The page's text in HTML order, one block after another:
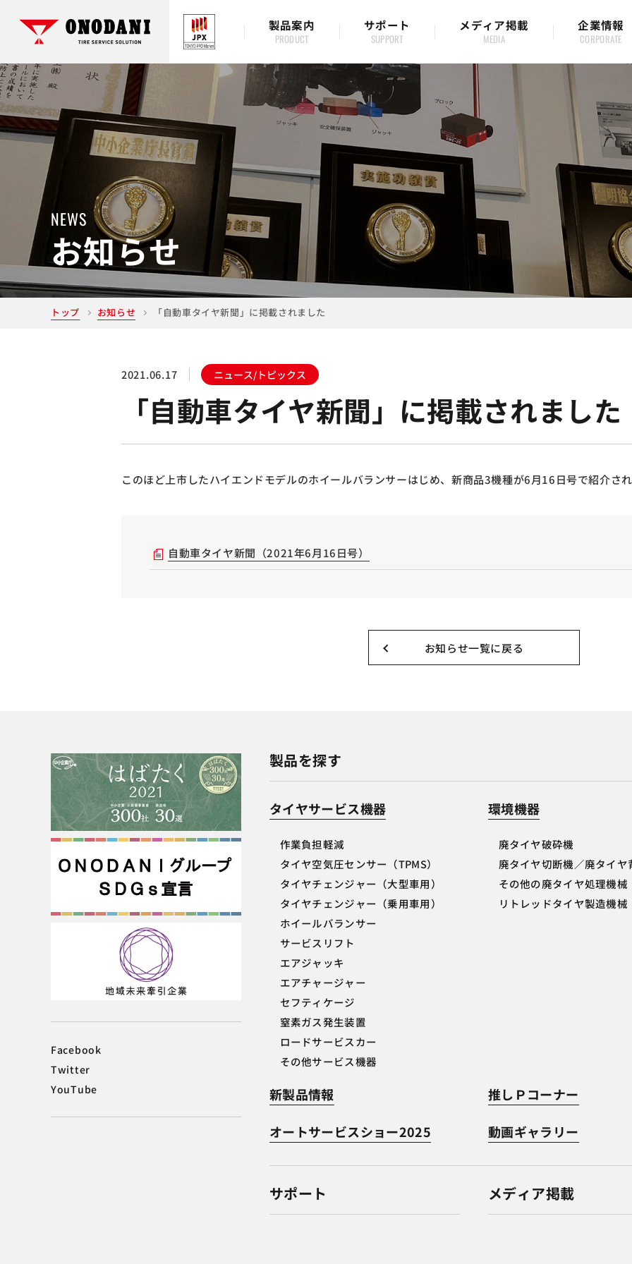
製品案内 サポート メディア掲載 企業情報
NEWS
お知らせ
トップ お知らせ 「自動車タイヤ新聞」に掲載されました
2021.06.17 ニュース/トピックス
「自動車タイヤ新聞」に掲載されました
このほど上市したハイエンドモデルのホイールバランサーはじめ、新商品3機種が6月16日号で紹介され
自動車タイヤ新聞（2021年6月16日号）
お知らせ一覧に戻る
Facebook
Twitter
YouTube
製品を探す
タイヤサービス機器
作業負担軽減
タイヤ空気圧センサー（TPMS）
タイヤチェンジャー（大型車用）
タイヤチェンジャー（乗用車用）
ホイールバランサー
サービスリフト
エアジャッキ
エアチャージャー
セフティケージ
窒素ガス発生装置
ロードサービスカー
その他サービス機器
環境機器
廃タイヤ破砕機
廃タイヤ切断機／廃タイヤ
その他の廃タイヤ処理機械
リトレッドタイヤ製造機械
新製品情報
オートサービスショー2025
推しＰコーナー
動画ギャラリー
サポート メディア掲載